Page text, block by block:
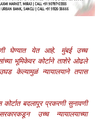
घेण्यात येत आहे. मुंबई उच्च
भूमिकेवर कोर्टाने ताशेरे ओढले
केल्यामुळं न्यायालयाने तपास
बदलापूर प्रकरणी सुनावणी
उच्च न्यायालयाच्या